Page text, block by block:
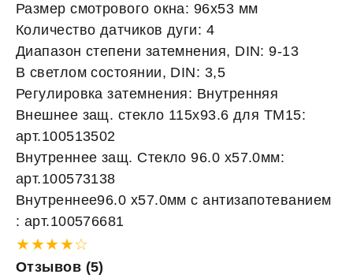
Размер смотрового окна: 96х53 мм
Количество датчиков дуги: 4
Диапазон степени затемнения, DIN: 9-13
В светлом состоянии, DIN: 3,5
Регулировка затемнения: Внутренняя
Внешнее защ. стекло 115х93.6 для ТМ15:
арт.100513502
Внутреннее защ. Стекло 96.0 x57.0мм:
арт.100573138
Внутреннее96.0 x57.0мм с антизапотеванием
: арт.100576681
★★★★☆
Отзывов (5)